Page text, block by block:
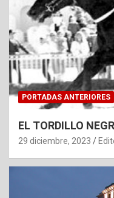
PORTADAS ANTERIORES
EL TORDILLO
29 diciembre, 2023